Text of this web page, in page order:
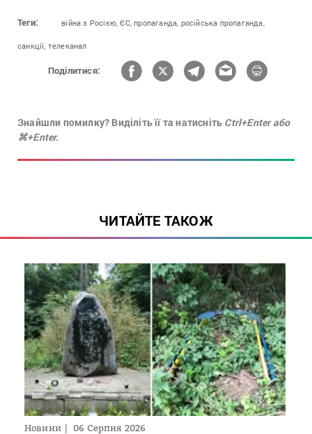
Теги: війна з Росією, ЄС, пропаганда, російська пропаганда,
санкції, телеканал
Поділитися:
Знайшли помилку? Виділіть її та натисніть Ctrl+Enter або
⌘+Enter.
ЧИТАЙТЕ ТАКОЖ
Новини 06 Серпня 2026